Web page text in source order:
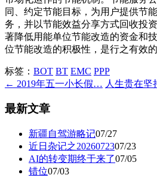
同、约定节能目标，为用户提供节
务，并以节能效益分享方式回收投
著降低用能单位节能改造的资金和
位节能改造的积极性，是行之有效的
标签： BOT BT EMC PPP
← 2019年五一小长假… 人生贵在坚
最新文章
新疆自驾游略记07/27
近日杂记之2026072307/23
AI的转变期终于来了07/05
错位07/03